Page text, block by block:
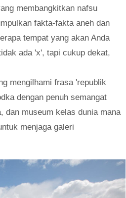
membangkitkan nafsu
fakta-fakta aneh dan
tempat yang akan Anda
ada 'x', tapi cukup dekat,
mengilhami frasa 'republik
dengan penuh semangat
dan museum kelas dunia mana
menjaga galeri